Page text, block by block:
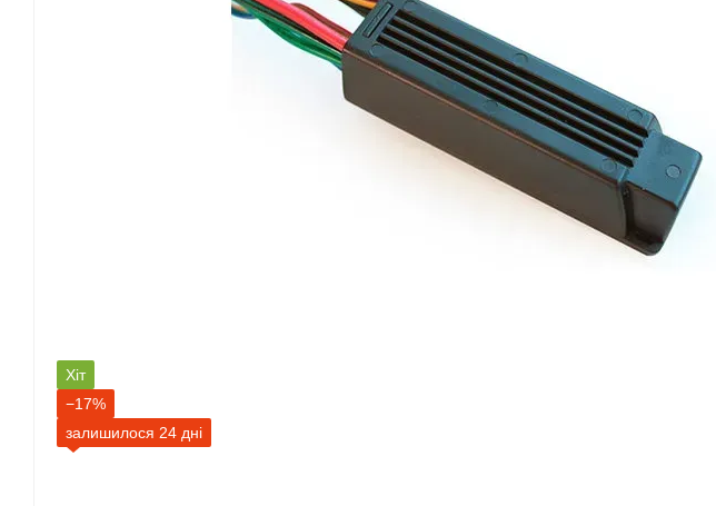
Хіт
−17%
залишилося 24 дні